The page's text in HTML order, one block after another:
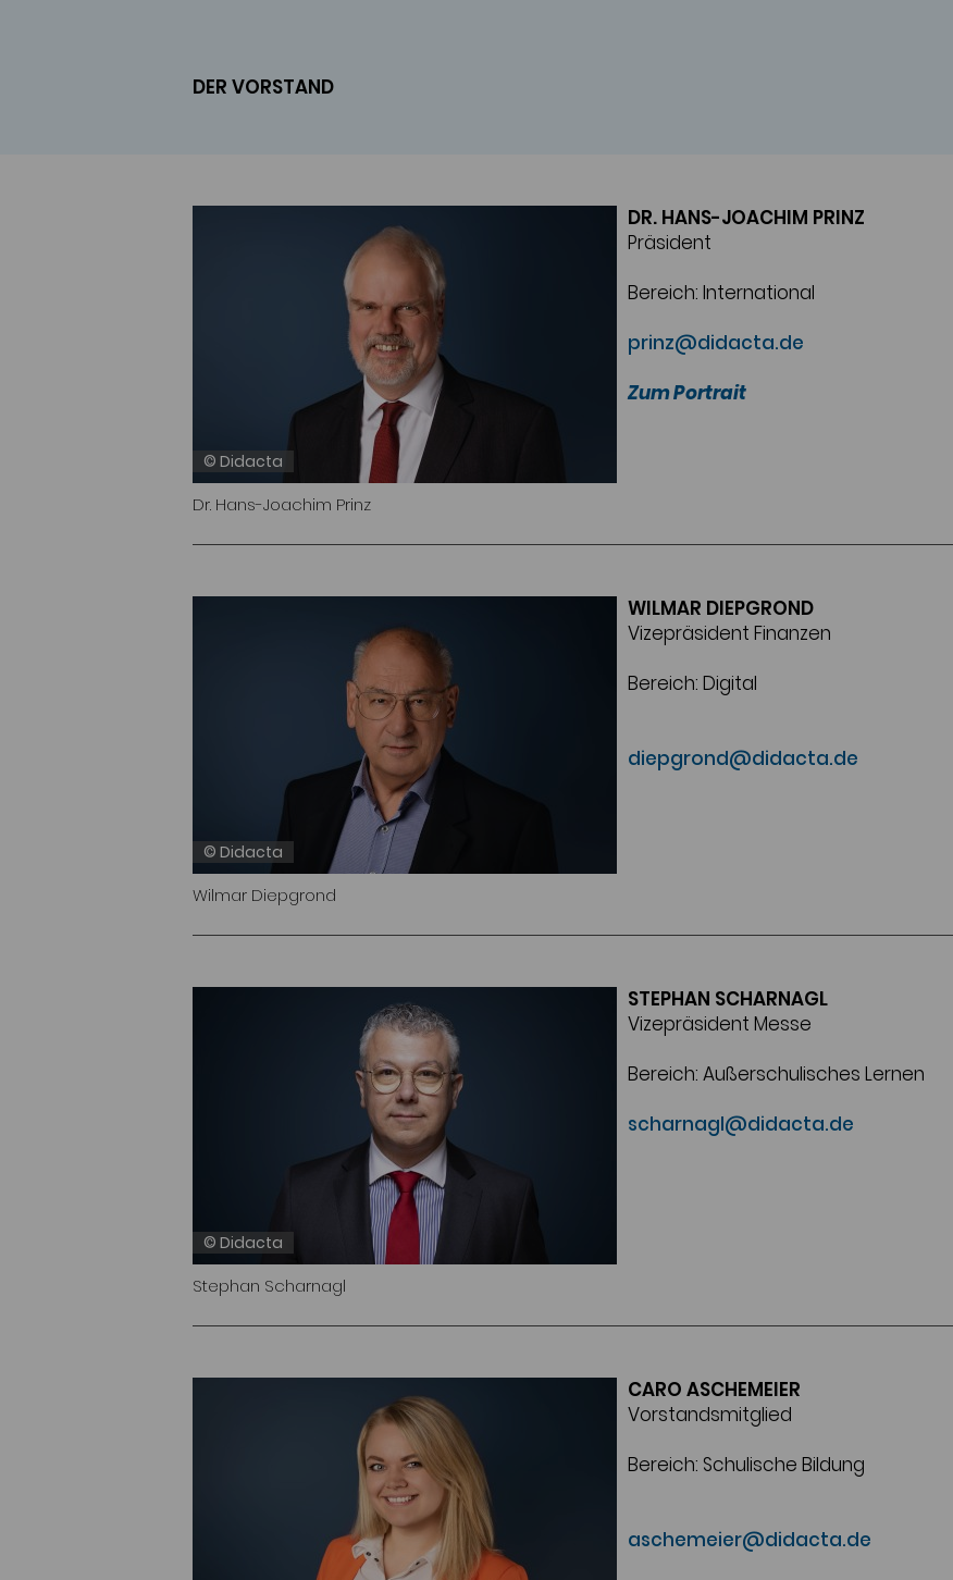
DER VORSTAND
© Didacta
Dr. Hans-Joachim Prinz
DR. HANS-JOACHIM PRINZ
Präsident
Bereich: International
prinz@didacta.de
Zum Portrait
© Didacta
Wilmar Diepgrond
WILMAR DIEPGROND
Vizepräsident Finanzen
Bereich: Digital
diepgrond@didacta.de
© Didacta
Stephan Scharnagl
STEPHAN SCHARNAGL
Vizepräsident Messe
Bereich: Außerschulisches Lernen
scharnagl@didacta.de
CARO ASCHEMEIER
Vorstandsmitglied
Bereich: Schulische Bildung
aschemeier@didacta.de